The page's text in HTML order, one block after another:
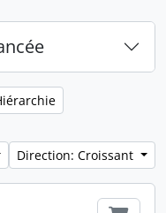
Direction: Croissant